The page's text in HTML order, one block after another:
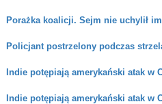
Porażka koalicji. Sejm nie uchylił
Policjant postrzelony podczas
Indie potępiają amerykański atak w
Indie potępiają amerykański atak w